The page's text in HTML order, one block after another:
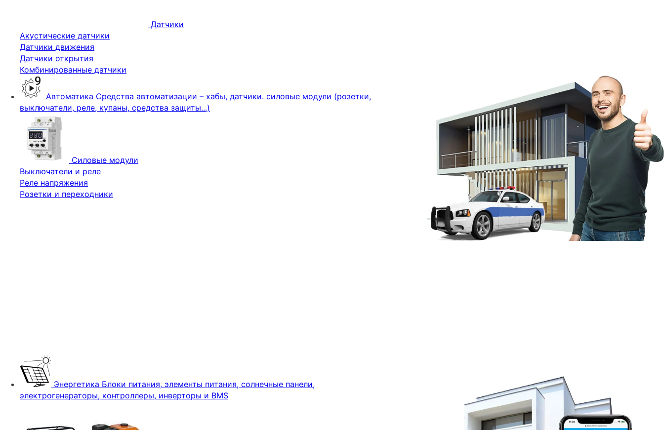
Датчики
Акустические датчики
Датчики движения
Датчики открытия
Комбинированные датчики
Автоматика Средства автоматизации – хабы, датчики. силовые модули (розетки,
выключатели, реле, купаны, средства защиты...)
Силовые модули
Выключатели и реле
Реле напряжения
Розетки и переходники
Энергетика Блоки питания, элементы питания, солнечные панели,
электрогенераторы, контроллеры, инверторы и BMS